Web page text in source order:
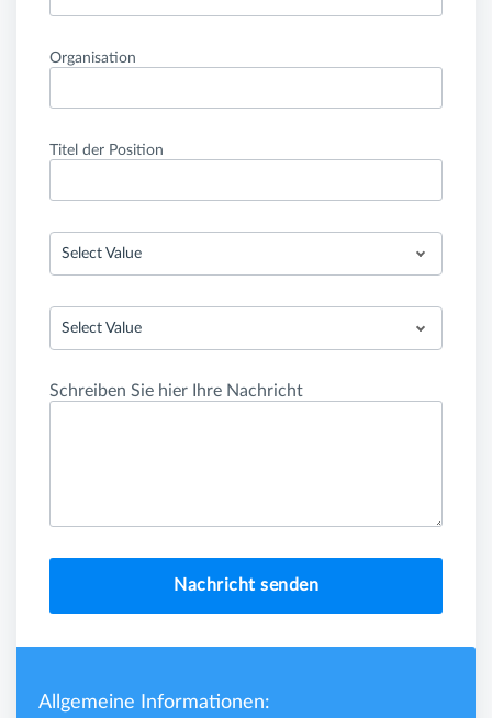
Organisation
Titel der Position
Select Value
Select Value
Schreiben Sie hier Ihre Nachricht
Nachricht senden
Allgemeine Informationen: